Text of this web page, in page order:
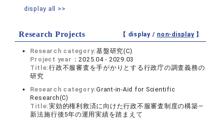
display all >>
Research Projects 【 display / non-display】
Research category:基盤研究(C)
Project year：2025.04 - 2029.03
Title:行政不服審査を手がかりとする行政庁の調査義務の
研究
Research category:Grant-in-Aid for Scientific
Research(C)
Title:実効的権利救済に向けた行政不服審査制度の構築―
新法施行後5年の運用実績を踏まえて